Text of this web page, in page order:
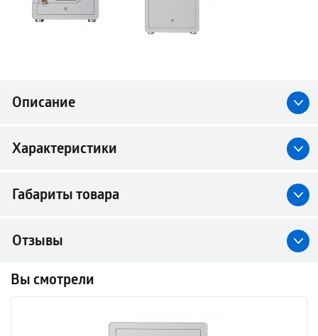
Описание
Характеристики
Габариты товара
Отзывы
Вы смотрели